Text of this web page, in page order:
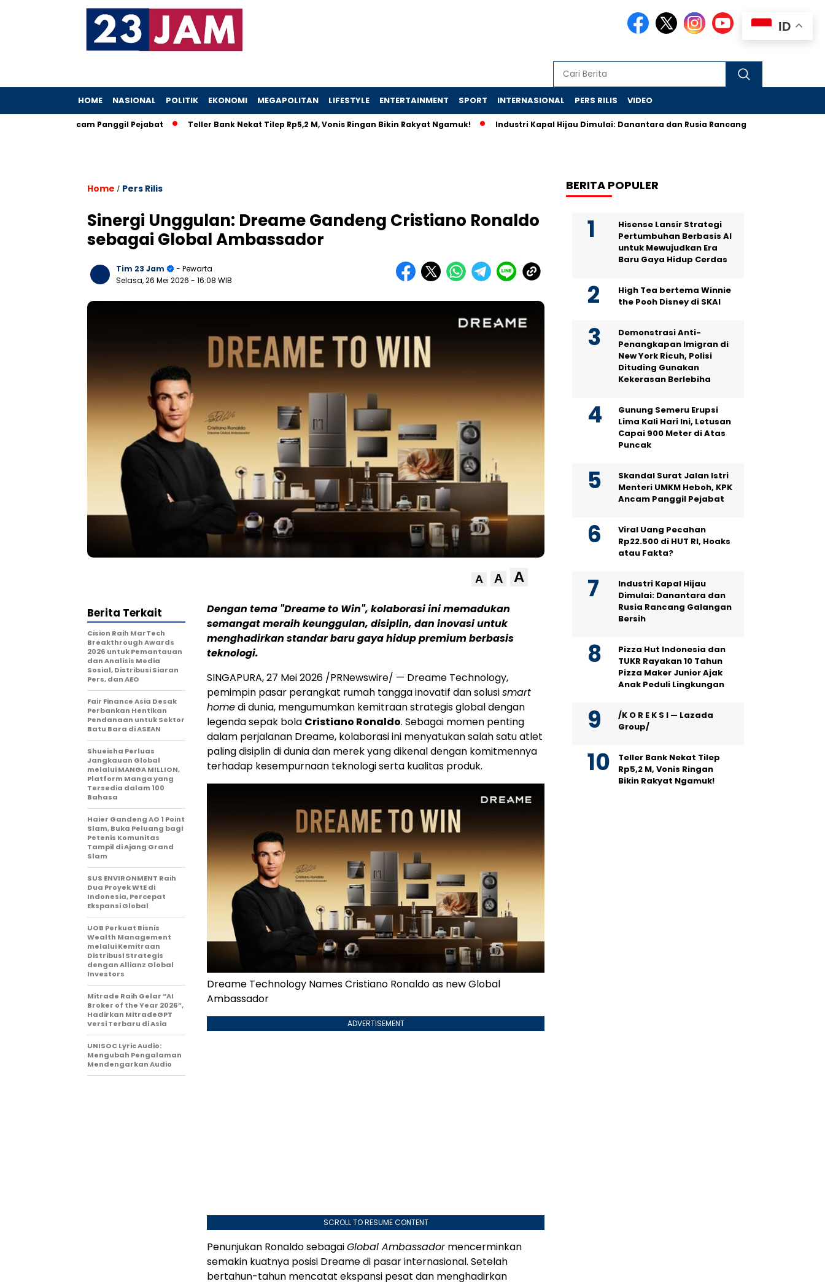
HOME NASIONAL POLITIK EKONOMI MEGAPOLITAN LIFESTYLE ENTERTAINMENT SPORT INTERNASIONAL PERS RILIS VIDEO
KPK Ancam Panggil Pejabat Teller Bank Nekat Tilep Rp5,2 M, Vonis Ringan Bikin Rakyat Ngamuk! Industri Kapal Hijau Dimulai: Danantara dan Rusia Rancang Galangan Bersih
Home / Pers Rilis
Sinergi Unggulan: Dreame Gandeng Cristiano Ronaldo
sebagai Global Ambassador
Tim 23 Jam
- Pewarta
Selasa, 26 Mei 2026 - 16:08 WIB
A A A
Dengan tema "Dreame to Win", kolaborasi ini memadukan
semangat meraih keunggulan, disiplin, dan inovasi untuk
menghadirkan standar baru gaya hidup premium berbasis
teknologi.
SINGAPURA, 27 Mei 2026 /PRNewswire/ — Dreame Technology,
pemimpin pasar perangkat rumah tangga inovatif dan solusismart
homedi dunia, mengumumkan kemitraan strategis global dengan
legenda sepak bola Cristiano Ronaldo. Sebagai momen penting
dalam perjalanan Dreame, kolaborasi ini menyatukan salah satu atlet
paling disiplin di dunia dan merek yang dikenal dengan komitmennya
terhadap kesempurnaan teknologi serta kualitas produk.
Dreame Technology Names Cristiano Ronaldo as new Global
Ambassador
ADVERTISEMENT
SCROLL TO RESUME CONTENT
Penunjukan Ronaldo sebagaiGlobal Ambassadormencerminkan
semakin kuatnya posisi Dreame di pasar internasional. Setelah
bertahun-tahun mencatat ekspansi pesat dan menghadirkan
Berita Terkait
Cision Raih MarTech
Breakthrough Awards
2026 untuk Pemantauan
dan Analisis Media
Sosial, Distribusi Siaran
Pers, dan AEO
Fair Finance Asia Desak
Perbankan Hentikan
Pendanaan untuk Sektor
Batu Bara di ASEAN
Shueisha Perluas
Jangkauan Global
melalui MANGA MILLION,
Platform Manga yang
Tersedia dalam 100
Bahasa
Haier Gandeng AO 1 Point
Slam, Buka Peluang bagi
Petenis Komunitas
Tampil di Ajang Grand
Slam
SUS ENVIRONMENT Raih
Dua Proyek WtE di
Indonesia, Percepat
Ekspansi Global
UOB Perkuat Bisnis
Wealth Management
melalui Kemitraan
Distribusi Strategis
dengan Allianz Global
Investors
Mitrade Raih Gelar “AI
Broker of the Year 2026”,
Hadirkan MitradeGPT
Versi Terbaru di Asia
UNISOC Lyric Audio:
Mengubah Pengalaman
Mendengarkan Audio
BERITA POPULER
Hisense Lansir Strategi
Pertumbuhan Berbasis AI
untuk Mewujudkan Era
Baru Gaya Hidup Cerdas
High Tea bertema Winnie
the Pooh Disney di SKAI
Demonstrasi Anti-
Penangkapan Imigran di
New York Ricuh, Polisi
Dituding Gunakan
Kekerasan Berlebiha
Gunung Semeru Erupsi
Lima Kali Hari Ini, Letusan
Capai 900 Meter di Atas
Puncak
Skandal Surat Jalan Istri
Menteri UMKM Heboh, KPK
Ancam Panggil Pejabat
Viral Uang Pecahan
Rp22.500 di HUT RI, Hoaks
atau Fakta?
Industri Kapal Hijau
Dimulai: Danantara dan
Rusia Rancang Galangan
Bersih
Pizza Hut Indonesia dan
TUKR Rayakan 10 Tahun
Pizza Maker Junior Ajak
Anak Peduli Lingkungan
/K O R E K S I — Lazada
Group/
Teller Bank Nekat Tilep
Rp5,2 M, Vonis Ringan
Bikin Rakyat Ngamuk!
ID